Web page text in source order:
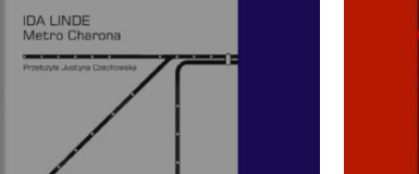
DO KOSZYKA SZCZEGÓŁY